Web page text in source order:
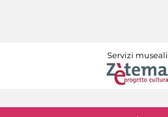
Servizi museali